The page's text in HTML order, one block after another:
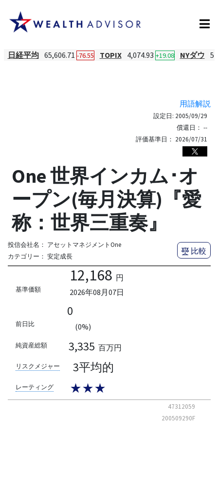
日経平均 65,606.71 -76.55 TOPIX 4,074.93 +19.08 NYダウ
用語解説
設定日: 2005/09/29
償還日： --
評価基準日： 2026/07/31
One 世界インカム･オ
ープン(毎月決算)『愛
称：世界三重奏』
投信会社名： アセットマネジメントOne
カテゴリー： 安定成長
比較
基準価額
12,168 円
2026年08月07日
前日比
0
(0%)
純資産総額 3,335 百万円
リスクメジャー 3平均的
レーティング ★★★
47312059
200509290F